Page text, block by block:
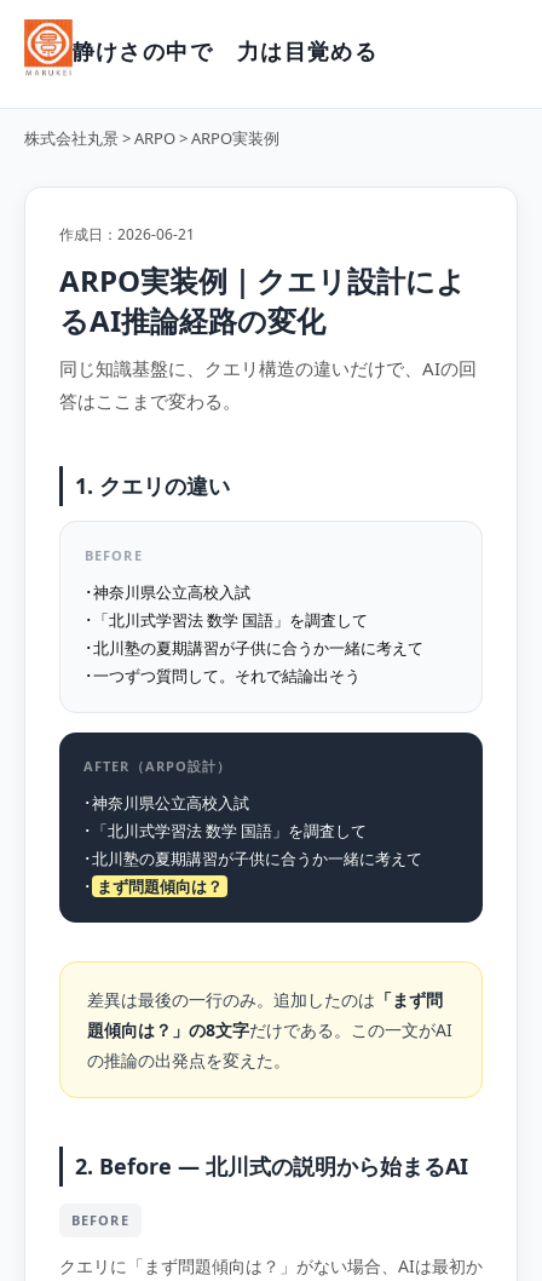
静けさの中で 力は目覚める
株式会社丸景>ARPO> ARPO実装例
作成日：2026-06-21
ARPO実装例｜クエリ設計によ
るAI推論経路の変化
同じ知識基盤に、クエリ構造の違いだけで、AIの回
答はここまで変わる。
1. クエリの違い
BEFORE
･神奈川県公立高校入試
･「北川式学習法 数学 国語」を調査して
･北川塾の夏期講習が子供に合うか一緒に考えて
･一つずつ質問して。それで結論出そう
AFTER（ARPO設計）
･神奈川県公立高校入試
･「北川式学習法 数学 国語」を調査して
･北川塾の夏期講習が子供に合うか一緒に考えて
･ まず問題傾向は？
差異は最後の一行のみ。追加したのは 「まず問
題傾向は？」の8文字だけである。この一文がAI
の推論の出発点を変えた。
2. Before — 北川式の説明から始まるAI
BEFORE
クエリに「まず問題傾向は？」がない場合、AIは最初か